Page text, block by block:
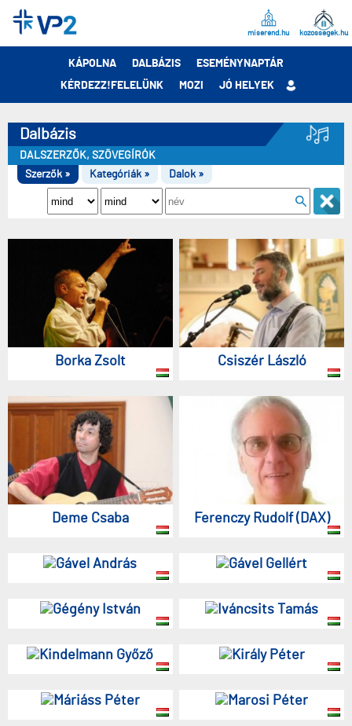
miserend.hu kozossegek.hu
KÁPOLNA DALBÁZIS
ESEMÉNYNAPTÁR
KÉRDEZZ!FELELÜNK
MOZI JÓ HELYEK
Dalbázis
DALSZERZŐK, SZÖVEGÍRÓK
Szerzők »
Kategóriák » Dalok »
Borka Zsolt Csiszér László
Deme Csaba Ferenczy Rudolf (DAX)
Gável András Gável Gellért
Gégény István Iváncsits Tamás
Kindelmann Győző Király Péter
Máriáss Péter Marosi Péter